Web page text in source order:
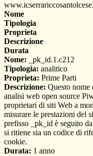
Nome
Tipologia
Proprieta
Descrizione
Durata
Nome: _pk_id.1.c212
Tipologia: analitico
Proprieta: Prime Parti
Descrizione: Questo nome
analisi web open source
proprietari di siti Web a
misurare le prestazioni del
prefisso _pk_id è seguito
si ritiene sia un codice di
cookie.
Durata: 1 anno